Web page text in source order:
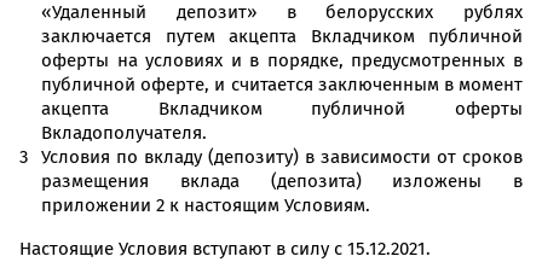
«Удаленный депозит» в белорусских рублях
заключается путем акцепта Вкладчиком публичной
оферты на условиях и в порядке, предусмотренных в
публичной оферте, и считается заключенным в момент
акцепта Вкладчиком публичной оферты
Вкладополучателя.
Условия по вкладу (депозиту) в зависимости от сроков
размещения вклада (депозита) изложены в
приложении 2 к настоящим Условиям.
Настоящие Условия вступают в силу с 15.12.2021.